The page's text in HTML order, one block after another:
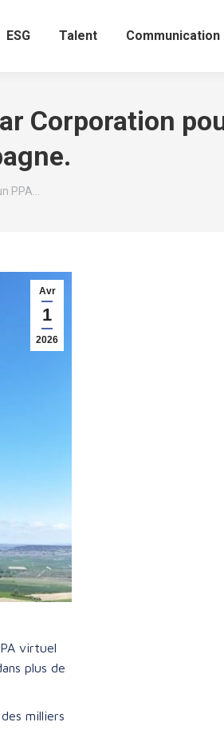
ESG Talent Communication
Corporation
PPA…
Avr
1
2026
virtuel
plus de
milliers